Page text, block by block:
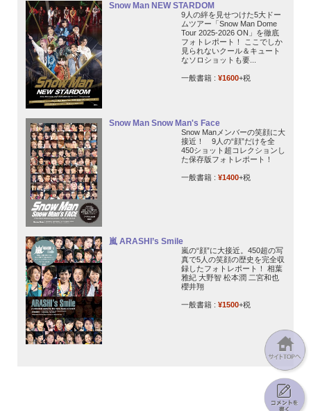
Snow Man NEW STARDOM
9人の絆を見せつけた5大ドー
ムツアー「Snow Man Dome
Tour 2025-2026 ON」を徹底
フォトレポート！ ここでしか
見られないクール＆キュート
なソロショットも要...
一般書籍 : ¥1600+税
Snow Man Snow Man's Face
Snow Manメンバーの笑顔に大
接近！ 9人の“顔”だけを全
450ショット超コレクションし
た保存版フォトレポート！
一般書籍 : ¥1400+税
嵐 ARASHI’s Smile
嵐の“顔”に大接近。450超の写
真で5人の笑顔の歴史を完全収
録したフォトレポート！ 相葉
雅紀 大野智 松本潤 二宮和也
櫻井翔
一般書籍 : ¥1500+税